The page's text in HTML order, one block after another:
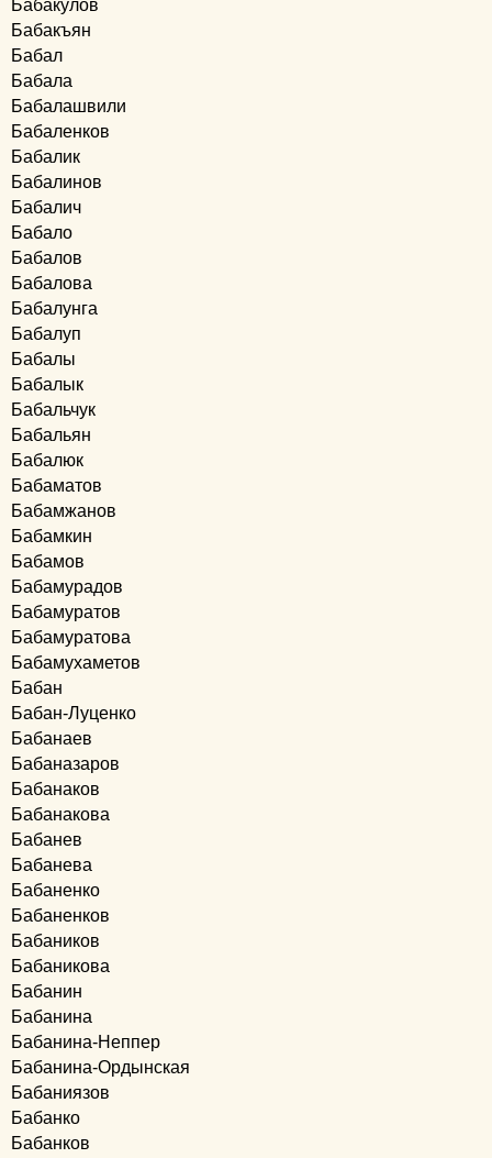
Бабакулов
Бабакъян
Бабал
Бабала
Бабалашвили
Бабаленков
Бабалик
Бабалинов
Бабалич
Бабало
Бабалов
Бабалова
Бабалунга
Бабалуп
Бабалы
Бабалык
Бабальчук
Бабальян
Бабалюк
Бабаматов
Бабамжанов
Бабамкин
Бабамов
Бабамурадов
Бабамуратов
Бабамуратова
Бабамухаметов
Бабан
Бабан-Луценко
Бабанаев
Бабаназаров
Бабанаков
Бабанакова
Бабанев
Бабанева
Бабаненко
Бабаненков
Бабаников
Бабаникова
Бабанин
Бабанина
Бабанина-Неппер
Бабанина-Ордынская
Бабаниязов
Бабанко
Бабанков